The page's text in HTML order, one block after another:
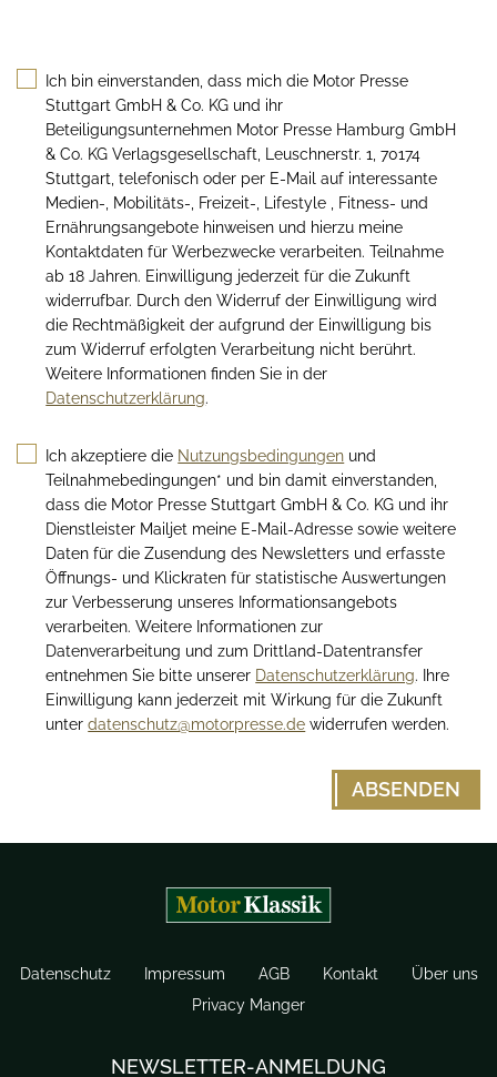
Ich bin einverstanden, dass mich die Motor Presse
Stuttgart GmbH & Co. KG und ihr
Beteiligungsunternehmen Motor Presse Hamburg GmbH
& Co. KG Verlagsgesellschaft, Leuschnerstr. 1, 70174
Stuttgart, telefonisch oder per E-Mail auf interessante
Medien-, Mobilitäts-, Freizeit-, Lifestyle , Fitness- und
Ernährungsangebote hinweisen und hierzu meine
Kontaktdaten für Werbezwecke verarbeiten. Teilnahme
ab 18 Jahren. Einwilligung jederzeit für die Zukunft
widerrufbar. Durch den Widerruf der Einwilligung wird
die Rechtmäßigkeit der aufgrund der Einwilligung bis
zum Widerruf erfolgten Verarbeitung nicht berührt.
Weitere Informationen finden Sie in der
Datenschutzerklärung.
Ich akzeptiere die Nutzungsbedingungen und
Teilnahmebedingungen* und bin damit einverstanden,
dass die Motor Presse Stuttgart GmbH & Co. KG und ihr
Dienstleister Mailjet meine E-Mail-Adresse sowie weitere
Daten für die Zusendung des Newsletters und erfasste
Öffnungs- und Klickraten für statistische Auswertungen
zur Verbesserung unseres Informationsangebots
verarbeiten. Weitere Informationen zur
Datenverarbeitung und zum Drittland-Datentransfer
entnehmen Sie bitte unserer Datenschutzerklärung. Ihre
Einwilligung kann jederzeit mit Wirkung für die Zukunft
unterdatenschutz@motorpresse.de widerrufen werden.
Datenschutz Impressum AGB Kontakt
Über uns
Privacy Manger
NEWSLETTER-ANMELDUNG